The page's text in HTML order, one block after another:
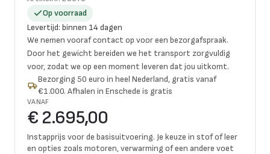
Op voorraad
Levertijd: binnen 14 dagen
We nemen vooraf contact op voor een bezorgafspraak.
Door het gewicht bereiden we het transport zorgvuldig
voor, zodat we op een moment leveren dat jou uitkomt.
Bezorging 50 euro in heel Nederland, gratis vanaf
€1.000. Afhalen in Enschede is gratis
VANAF
€ 2.695,00
Instapprijs voor de basisuitvoering. Je keuze in stof of leer
en opties zoals motoren, verwarming of een andere voet